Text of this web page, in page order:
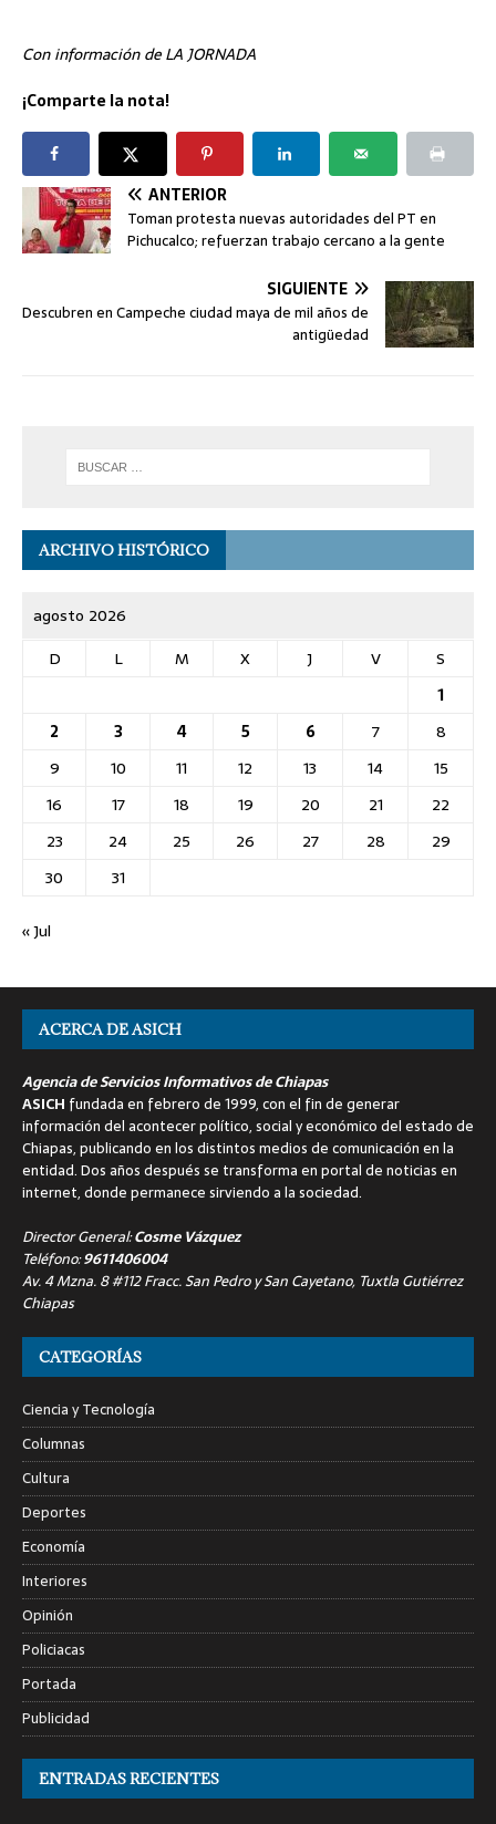
Con información de LA JORNADA
¡Comparte la nota!
ANTERIOR
Toman protesta nuevas autoridades del PT en
Pichucalco; refuerzan trabajo cercano a la gente
SIGUIENTE
Descubren en Campeche ciudad maya de mil años de
antigüedad
ARCHIVO HISTÓRICO
agosto 2026
D
L M X J V
S
1
2
3 4 5 6 7
8
9
10 11 12 13 14
15
16
17 18 19 20 21
22
23
24 25 26 27 28
29
30
31
« Jul
ACERCA DE ASICH
Agencia de Servicios Informativos de Chiapas
ASICH fundada en febrero de 1999, con el fin de generar
información del acontecer político, social y económico del estado de
Chiapas, publicando en los distintos medios de comunicación en la
entidad. Dos años después se transforma en portal de noticias en
internet, donde permanece sirviendo a la sociedad.
Director General:Cosme Vázquez
Teléfono:9611406004
Av. 4 Mzna. 8 #112 Fracc. San Pedro y San Cayetano, Tuxtla Gutiérrez
Chiapas
CATEGORÍAS
Ciencia y Tecnología
Columnas
Cultura
Deportes
Economía
Interiores
Opinión
Policiacas
Portada
Publicidad
ENTRADAS RECIENTES